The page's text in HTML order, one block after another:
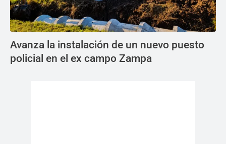
Avanza la instalación de un nuevo puesto
policial en el ex campo Zampa